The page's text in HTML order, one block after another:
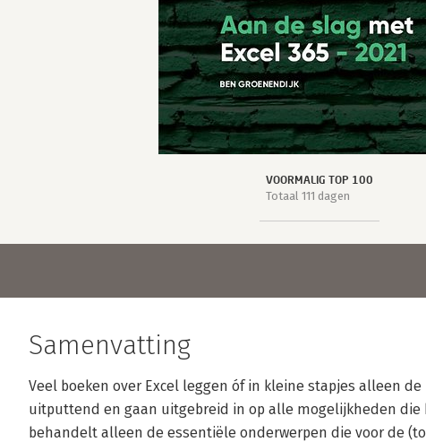
VOORMALIG TOP 100
Totaal 111 dagen
Samenvatting
Veel boeken over Excel leggen óf in kleine stapjes alleen
uitputtend en gaan uitgebreid in op alle mogelijkheden die
behandelt alleen de essentiële onderwerpen die voor de